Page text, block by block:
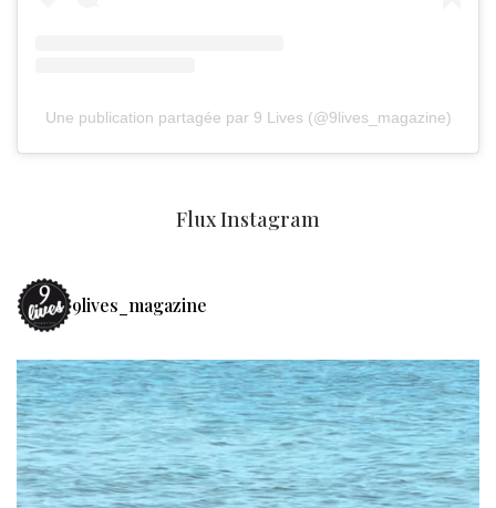
Une publication partagée par 9 Lives (@9lives_magazine)
Flux Instagram
9lives_magazine